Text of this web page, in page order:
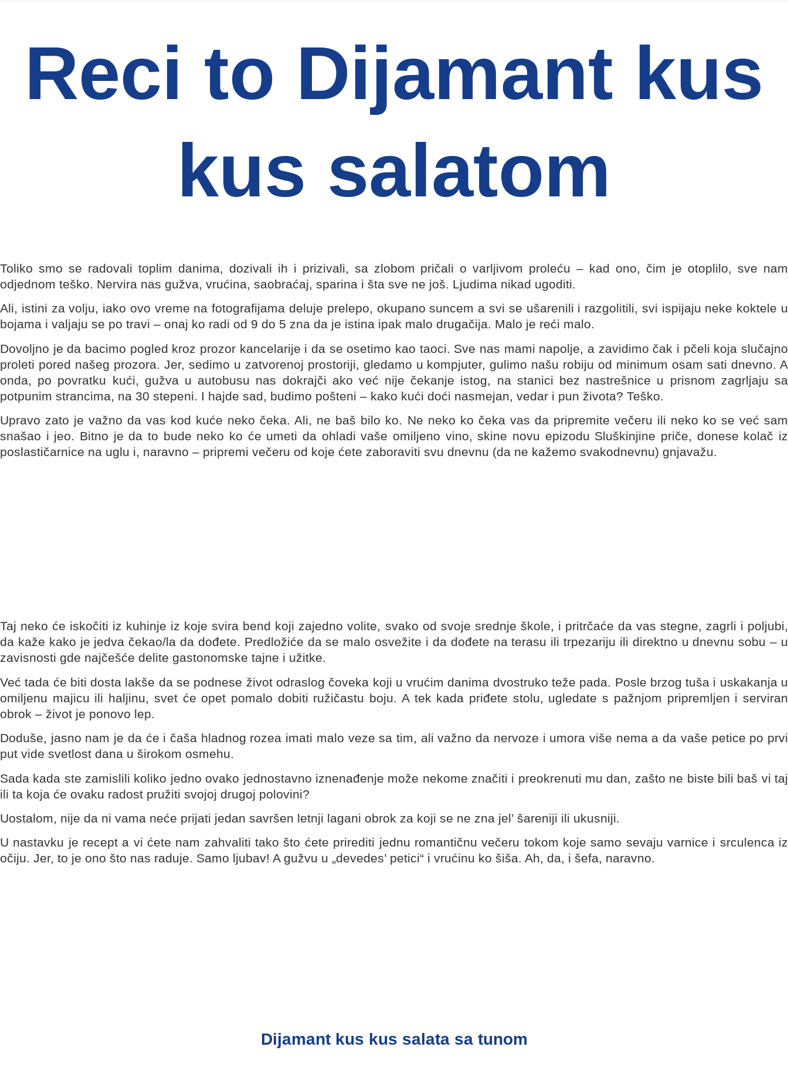
Reci to Dijamant kus
kus salatom
Toliko smo se radovali toplim danima, dozivali ih i prizivali, sa zlobom pričali o varljivom proleću – kad ono, čim je otoplilo, sve nam
odjednom teško. Nervira nas gužva, vrućina, saobraćaj, sparina i šta sve ne još. Ljudima nikad ugoditi.
Ali, istini za volju, iako ovo vreme na fotografijama deluje prelepo, okupano suncem a svi se ušarenili i razgolitili, svi ispijaju neke koktele u
bojama i valjaju se po travi – onaj ko radi od 9 do 5 zna da je istina ipak malo drugačija. Malo je reći malo.
Dovoljno je da bacimo pogled kroz prozor kancelarije i da se osetimo kao taoci. Sve nas mami napolje, a zavidimo čak i pčeli koja slučajno
proleti pored našeg prozora. Jer, sedimo u zatvorenoj prostoriji, gledamo u kompjuter, gulimo našu robiju od minimum osam sati dnevno. A
onda, po povratku kući, gužva u autobusu nas dokrajči ako već nije čekanje istog, na stanici bez nastrešnice u prisnom zagrljaju sa
potpunim strancima, na 30 stepeni. I hajde sad, budimo pošteni – kako kući doći nasmejan, vedar i pun života? Teško.
Upravo zato je važno da vas kod kuće neko čeka. Ali, ne baš bilo ko. Ne neko ko čeka vas da pripremite večeru ili neko ko se već sam
snašao i jeo. Bitno je da to bude neko ko će umeti da ohladi vaše omiljeno vino, skine novu epizodu Sluškinjine priče, donese kolač iz
poslastičarnice na uglu i, naravno – pripremi večeru od koje ćete zaboraviti svu dnevnu (da ne kažemo svakodnevnu) gnjavažu.
Taj neko će iskočiti iz kuhinje iz koje svira bend koji zajedno volite, svako od svoje srednje škole, i pritrčaće da vas stegne, zagrli i poljubi,
da kaže kako je jedva čekao/la da dođete. Predložiće da se malo osvežite i da dođete na terasu ili trpezariju ili direktno u dnevnu sobu – u
zavisnosti gde najčešće delite gastonomske tajne i užitke.
Već tada će biti dosta lakše da se podnese život odraslog čoveka koji u vrućim danima dvostruko teže pada. Posle brzog tuša i uskakanja u
omiljenu majicu ili haljinu, svet će opet pomalo dobiti ružičastu boju. A tek kada priđete stolu, ugledate s pažnjom pripremljen i serviran
obrok – život je ponovo lep.
Doduše, jasno nam je da će i čaša hladnog rozea imati malo veze sa tim, ali važno da nervoze i umora više nema a da vaše petice po prvi
put vide svetlost dana u širokom osmehu.
Sada kada ste zamislili koliko jedno ovako jednostavno iznenađenje može nekome značiti i preokrenuti mu dan, zašto ne biste bili baš vi taj
ili ta koja će ovaku radost pružiti svojoj drugoj polovini?
Uostalom, nije da ni vama neće prijati jedan savršen letnji lagani obrok za koji se ne zna jel’ šareniji ili ukusniji.
U nastavku je recept a vi ćete nam zahvaliti tako što ćete prirediti jednu romantičnu večeru tokom koje samo sevaju varnice i srculenca iz
očiju. Jer, to je ono što nas raduje. Samo ljubav! A gužvu u „devedes’ petici“ i vrućinu ko šiša. Ah, da, i šefa, naravno.
Dijamant kus kus salata sa tunom